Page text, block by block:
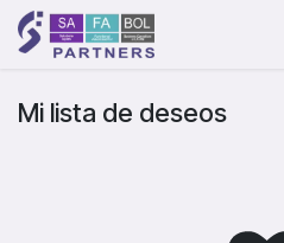
Ir al contenido
Mi lista de deseos